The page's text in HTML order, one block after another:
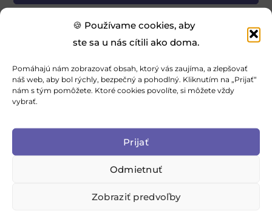
🍪 Používame cookies, aby
ste sa u nás cítili ako doma.
Pomáhajú nám zobrazovať obsah, ktorý vás zaujíma, a zlepšovať
náš web, aby bol rýchly, bezpečný a pohodlný. Kliknutím na „Prijať“
nám s tým pomôžete. Ktoré cookies povolíte, si môžete vždy
vybrať.
Prijať
Odmietnuť
Zobraziť predvoľby
t
r
ĎALŠIE INFORMÁCIE RECENZIE (0)
Ďalšie informácie
140×200cm + 70×90cm